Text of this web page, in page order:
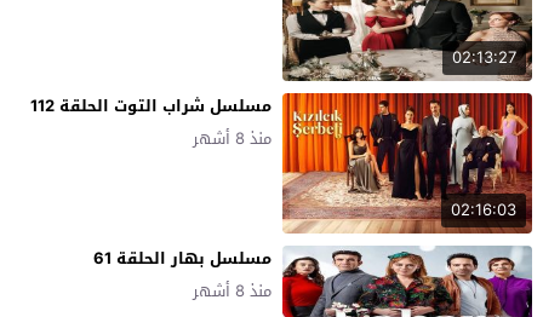
02:13:27
02:16:03
مسلسل شراب التوت الحلقة 112
منذ 8 أشهر
مسلسل بهار الحلقة 61
منذ 8 أشهر